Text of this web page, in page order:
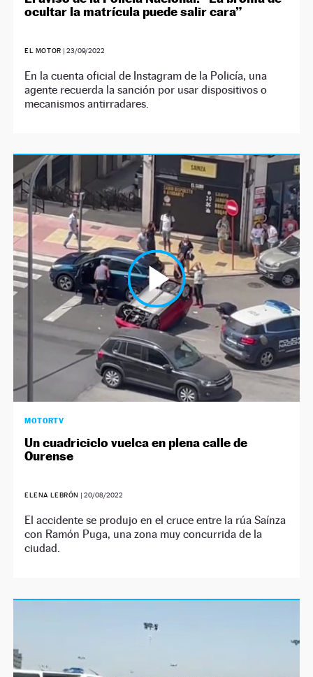
ocultar la matrícula puede salir cara”
EL MOTOR | 23/09/2022
En la cuenta oficial de Instagram de la Policía, una
agente recuerda la sanción por usar dispositivos o
mecanismos antirradares.
MOTORTV
Un cuadriciclo vuelca en plena calle de
Ourense
ELENA LEBRÓN |20/08/2022
El accidente se produjo en el cruce entre la rúa Saínza
con Ramón Puga, una zona muy concurrida de la
ciudad.